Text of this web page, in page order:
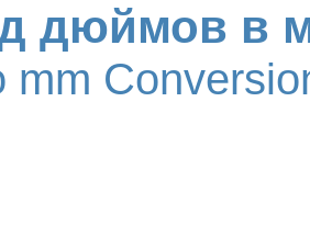
дюймов в
mm